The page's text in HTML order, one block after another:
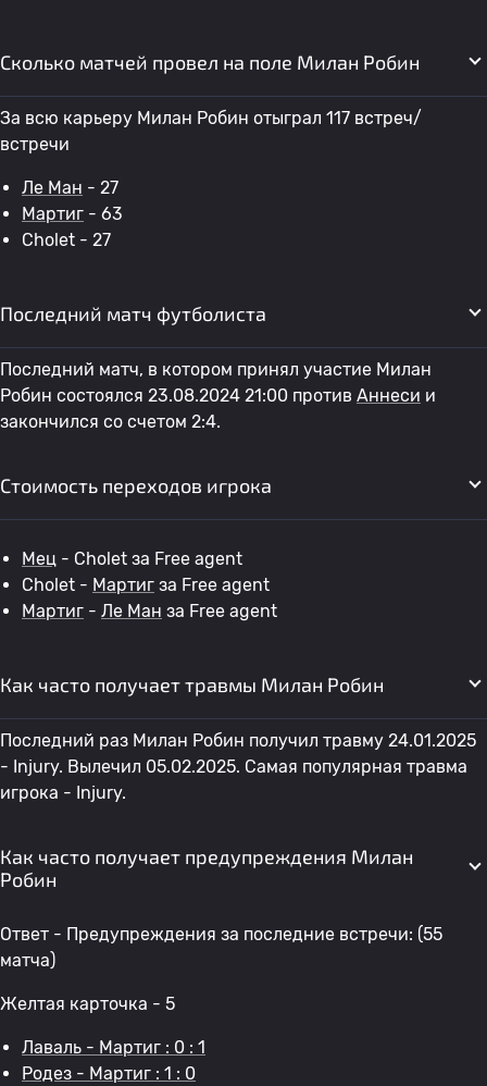
Сколько матчей провел на поле Милан Робин
За всю карьеру Милан Робин отыграл 117 встреч/
встречи
Ле Ман - 27
Мартиг - 63
Cholet - 27
Последний матч футболиста
Последний матч, в котором принял участие Милан
Робин состоялся 23.08.2024 21:00 против Аннеси и
закончился со счетом 2:4.
Стоимость переходов игрока
Мец - Cholet за Free agent
Cholet - Мартиг за Free agent
Мартиг - Ле Ман за Free agent
Как часто получает травмы Милан Робин
Последний раз Милан Робин получил травму 24.01.2025
- Injury. Вылечил 05.02.2025. Самая популярная травма
игрока - Injury.
Как часто получает предупреждения Милан
Робин
Ответ - Предупреждения за последние встречи: (55
матча)
Желтая карточка - 5
Лаваль - Мартиг : 0 : 1
Родез - Мартиг : 1 : 0